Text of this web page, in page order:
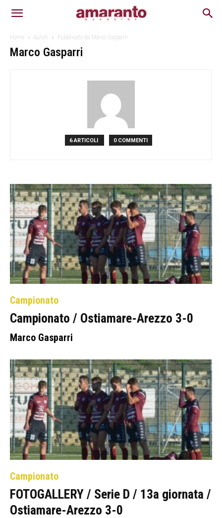
Home Autori Pubblicato da Marco Gasparri
Marco Gasparri
6 ARTICOLI 0 COMMENTI
Campionato
Campionato / Ostiamare-Arezzo 3-0
Marco Gasparri
Campionato
FOTOGALLERY / Serie D / 13a giornata /
Ostiamare-Arezzo 3-0